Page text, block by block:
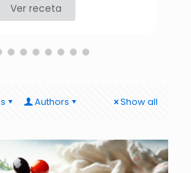
Ver receta
Authors Show all